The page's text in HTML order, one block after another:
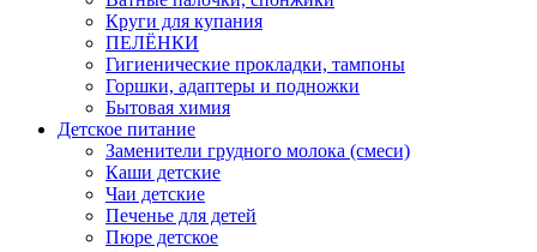
Круги для купания
ПЕЛЁНКИ
Гигиенические прокладки, тампоны
Горшки, адаптеры и подножки
Бытовая химия
Детское питание
Заменители грудного молока (смеси)
Каши детские
Чаи детские
Печенье для детей
Пюре детское